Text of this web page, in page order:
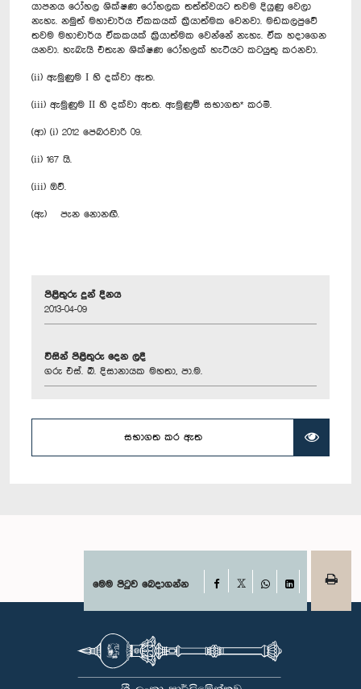
යාපනය රෝහල ශික්ෂණ රෝහලක තත්ත්වයට තවම දියුණු වෙලා
නැහැ. නමුත් මහාචාර්ය ඒකකයක් ක්‍රියාත්මක වෙනවා. මඩකලපුවේ
තවම මහාචාර්ය ඒකකයක් ක්‍රියාත්මක වෙන්නේ නැහැ. ඒක හදාගෙන
යනවා. හැබැයි එතැන ශික්ෂණ රෝහලක් හැටියට කටයුතු කරනවා.
(ii) ඇමුණුම I හි දක්වා ඇත.
(iii) ඇමුණුම II හි දක්වා ඇත. ඇමුණුම් සභාගත* කරමි.
(ආ) (i) 2012 පෙබරවාරි 09.
(ii) 167 යි.
(iii) ඔව්.
(ඇ) පැන නොනඟී.
පිළිතුරු දුන් දිනය
2013-04-09
විසින් පිළිතුරු දෙන ලදී
ගරු එස්. බී. දිසානායක මහතා, පා.ම.
සභාගත කර ඇත
මෙම පිටුව බෙදාගන්න Facebook
WhatsAppLinkedIn